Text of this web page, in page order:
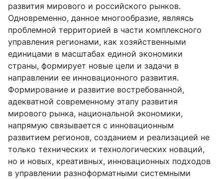
развития мирового и российского рынков.
Одновременно, данное многообразие, являясь
проблемной территорией в части комплексного
управления регионами, как хозяйственными
единицами в масштабах единой экономики
страны, формирует новые цели и задачи в
направлении ее инновационного развития.
Формирование и развитие востребованной,
адекватной современному этапу развития
мирового рынка, национальной экономики,
напрямую связывается с инновационным
развитием регионов, созданием и реализацией не
только технических и технологических новаций,
но и новых, креативных, инновационных подходов
в управлении разноформатными системными